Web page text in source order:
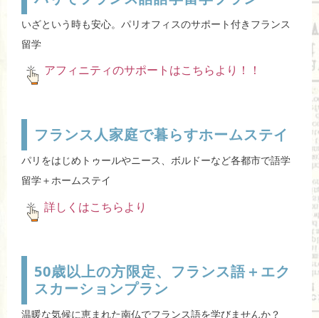
いざという時も安心。パリオフィスのサポート付きフランス
留学
アフィニティのサポートはこちらより！！
フランス人家庭で暮らすホームステイ
パリをはじめトゥールやニース、ボルドーなど各都市で語学
留学＋ホームステイ
詳しくはこちらより
50歳以上の方限定、フランス語＋エク
スカーションプラン
温暖な気候に恵まれた南仏でフランス語を学びませんか？